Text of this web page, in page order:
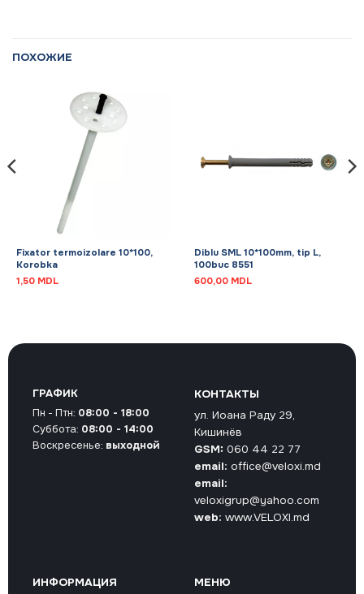
ПОХОЖИЕ
Fixator termoizolare 10*100,
Korobka
1,50 MDL
Diblu SML 10*100mm, tip L,
100buc 8551
600,00 MDL
КОНТАКТЫ
ул. Иоана Раду 29,
Кишинёв
GSM: 060 44 22 77
email: office@veloxi.md
email:
veloxigrup@yahoo.com
web: www.VELOXI.md
ИНФОРМАЦИЯ МЕНЮ
ГРАФИК
Пн - Птн: 08:00 - 18:00
Суббота: 08:00 - 14:00
Воскресенье: выходной